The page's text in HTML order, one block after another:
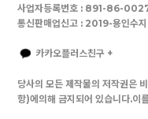
사업자등록번호 : 891-86-
통신판매업신고 : 2019-용인수
카카오플러스친구 +
당사의 모든 제작물의 저작권은
항)에의해 금지되어 있습니다.이